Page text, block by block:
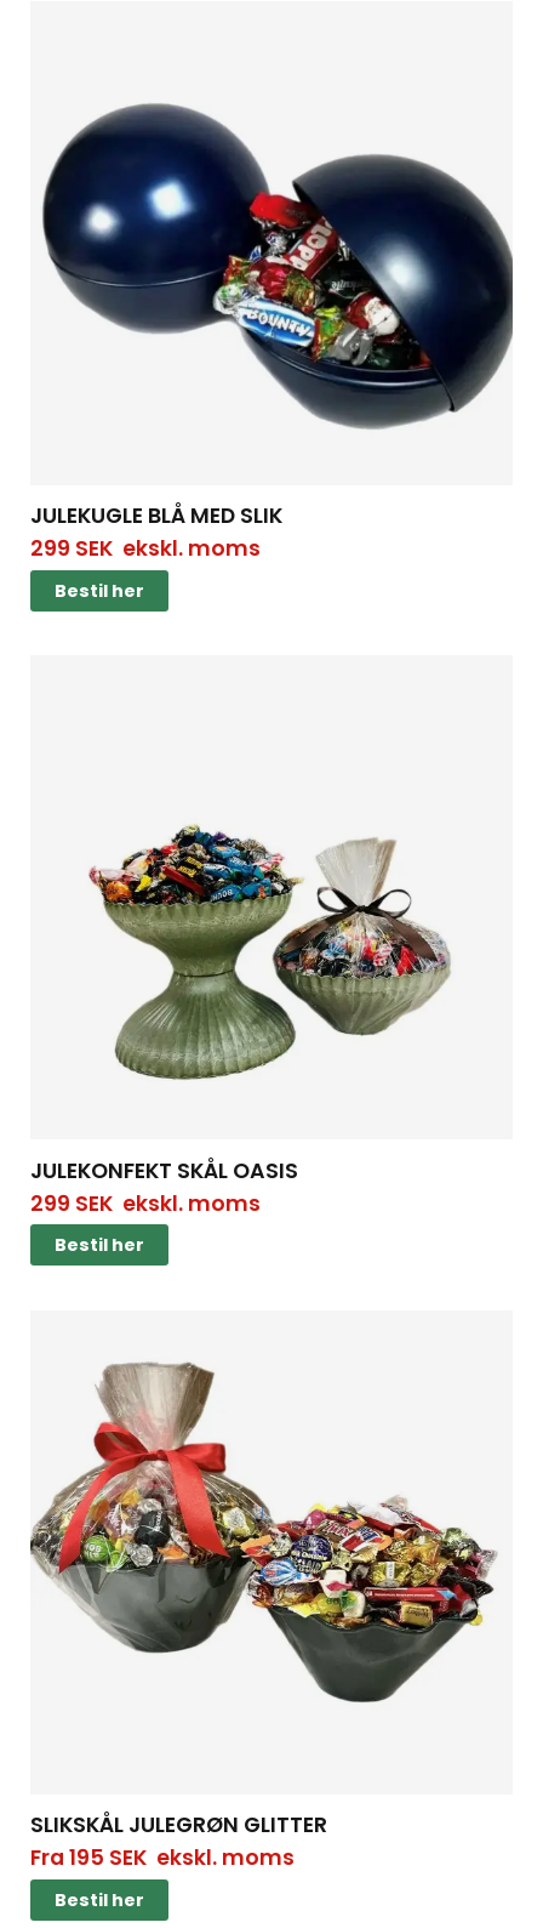
JULEKUGLE BLÅ MED SLIK
299 SEKekskl. moms
Bestil her
JULEKONFEKT SKÅL OASIS
299 SEKekskl. moms
Bestil her
SLIKSKÅL JULEGRØN GLITTER
Fra 195 SEKekskl. moms
Bestil her